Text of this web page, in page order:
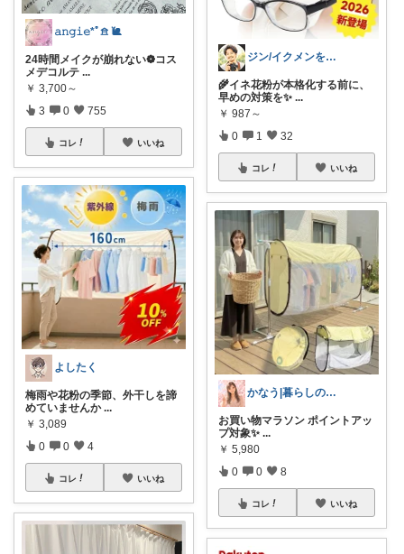
𝚊𝚗𝚐𝚒𝚎*ﾟ𖠿 🐌
24時間メイクが崩れない❁︎コス
メデコルテ ...
￥ 3,700～
3 0 755
コレ いいね
よしたく
梅雨や花粉の季節、外干しを諦
めていませんか ...
￥ 3,089
0 0 4
コレ いいね
ジン/イクメンを目指す！
🌾イネ花粉が本格化する前に、
早めの対策を✨ ...
￥ 987～
0 1 32
コレ いいね
かなう|暮らしの記録🌱
お買い物マラソン ポイントアッ
プ対象✨ ...
￥ 5,980
0 0 8
コレ いいね